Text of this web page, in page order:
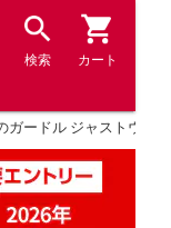
検索 カート
ガードル ジャストウエ